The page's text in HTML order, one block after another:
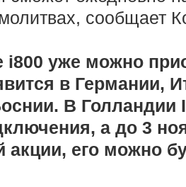
сообщает
i800 уже можно
в Германии,
В Голландии
а до 3
акции, его можно